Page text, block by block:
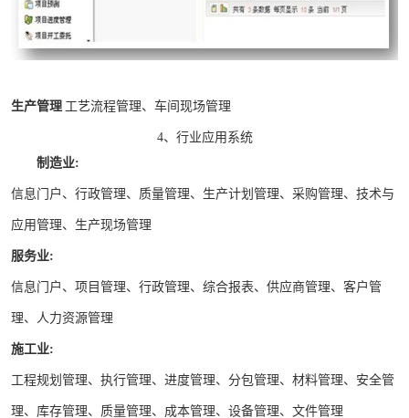
生产管理 工艺流程管理、车间现场管理
4、行业应用系统
制造业:
信息门户、行政管理、质量管理、生产计划管理、采购管理、技术与
应用管理、生产现场管理
服务业:
信息门户、项目管理、行政管理、综合报表、供应商管理、客户管
理、人力资源管理
施工业:
工程规划管理、执行管理、进度管理、分包管理、材料管理、安全管
理、库存管理、质量管理、成本管理、设备管理、文件管理